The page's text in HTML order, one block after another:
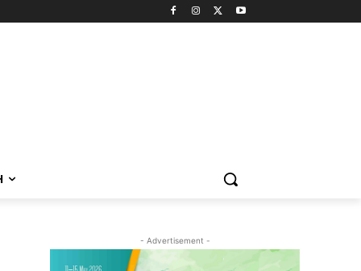
- Advertisement -